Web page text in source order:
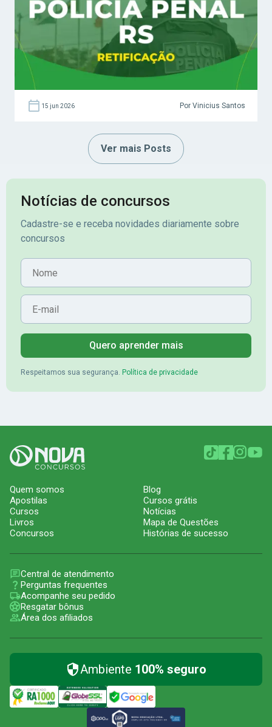
15 jun 2026 Por Vinicius Santos
Ver mais Posts
Notícias de concursos
Cadastre-se e receba novidades diariamente sobre
concursos
Nome
E-mail
Quero aprender mais
Respeitamos sua segurança. Política de privacidade
Quem somos
Apostilas
Cursos
Livros
Concursos
Blog
Cursos grátis
Notícias
Mapa de Questões
Histórias de sucesso
Central de atendimento
Perguntas frequentes
Acompanhe seu pedido
Resgatar bônus
Área dos afiliados
Ambiente 100% seguro